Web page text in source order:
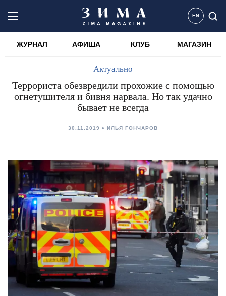
EN
ЖУРНАЛ АФИША КЛУБ МАГАЗИН
Актуально
Террориста обезвредили прохожие с помощью
огнетушителя и бивня нарвала. Но так удачно
бывает не всегда
30.11.2019 ИЛЬЯ ГОНЧАРОВ